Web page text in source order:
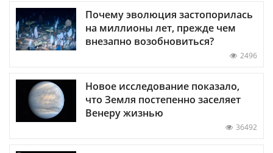
Почему эволюция застопорилась
на миллионы лет, прежде чем
внезапно возобновиться?
2496
Новое исследование показало,
что Земля постепенно заселяет
Венеру жизнью
36492